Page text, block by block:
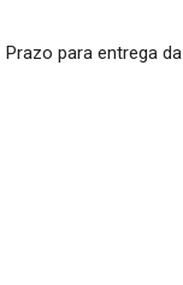
Prazo para entrega